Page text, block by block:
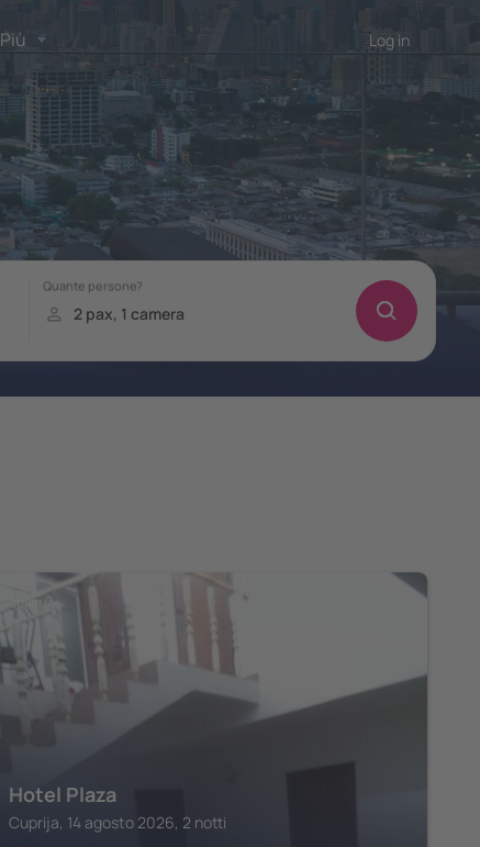
Più Log in
CUPRIJA
Hotel Plaza
Cuprija, 14 agosto 2026, 2 notti